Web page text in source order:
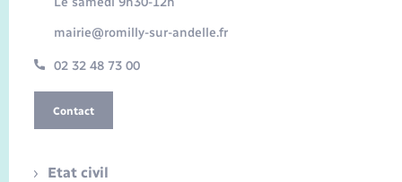
mairie@romilly-sur-andelle.fr
02 32 48 73 00
Contact
Etat civil